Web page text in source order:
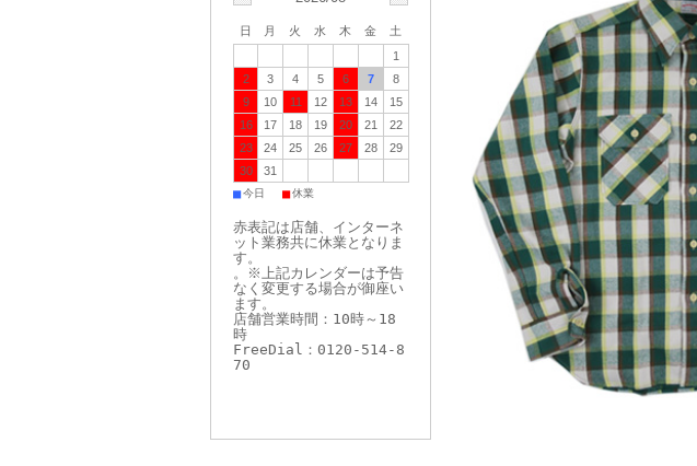
日 月 火 水 木 金
土
1
2
3 4 5 6 7
8
9
10 11 12 13 14
15
16
17 18 19 20 21
22
23
24 25 26 27 28
29
30
31
■今日 ■休業
赤表記は店舗、インターネ
ット業務共に休業となりま
す。
。※上記カレンダーは予告
なく変更する場合が御座い
ます。
店舗営業時間：10時～18
時
FreeDial：0120-514-8
70